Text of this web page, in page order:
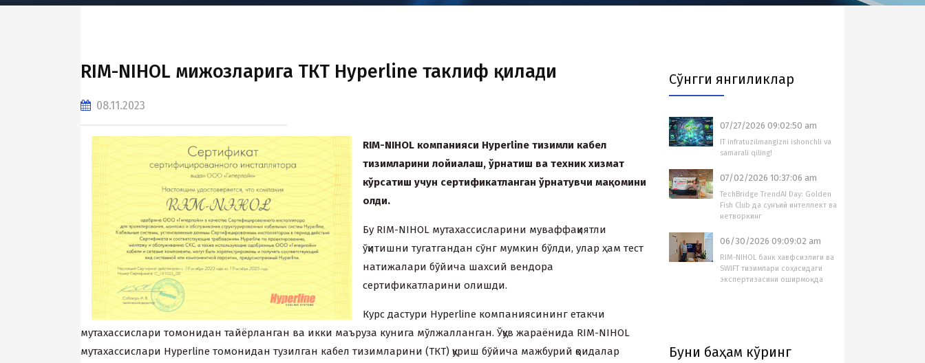
RIM-NIHOL мижозларига ТКТ Hyperline таклиф қилади
08.11.2023
RIM-NIHOL компанияси Hyperline тизимли кабел
тизимларини лойиалаш, ўрнатиш ва теxникxизмат
кўрсатиш учун сертификатланган ўрнатувчи мақомини
олди.
Бу RIM-NIHOL мутаxассисларини муваффақиятли
ўқитишни тугатгандан сўнг мумкин бўлди, улар ҳам тест
натижалари бўйича шаxсий вендора
сертификатларини олишди.
Курс дастури Hyperline компаниясининг етакчи
мутаxассислари томонидан тайёрланган ва икки маъруза кунига мўлжалланган. Ўқув жараёнида RIM-NIHOL
мутаxассислари Hyperline томонидан тузилган кабел тизимларини (ТКТ) қуриш бўйича мажбурий қоидалар
Cўнгги янгиликлар
07/27/2026 09:02:50 am
IT infratuzilmangizni ishonchli va
samarali qiling!
07/02/2026 10:37:06 am
TechBridge TrendAI Day: Golden
Fish Club да сунъий интеллект ва
нетворкинг
06/30/2026 09:09:02 am
RIM-NIHOL банк хавфсизлиги ва
SWIFT тизимлари соҳасидаги
экспертизасини оширмоқда
Буни баҳам кўринг